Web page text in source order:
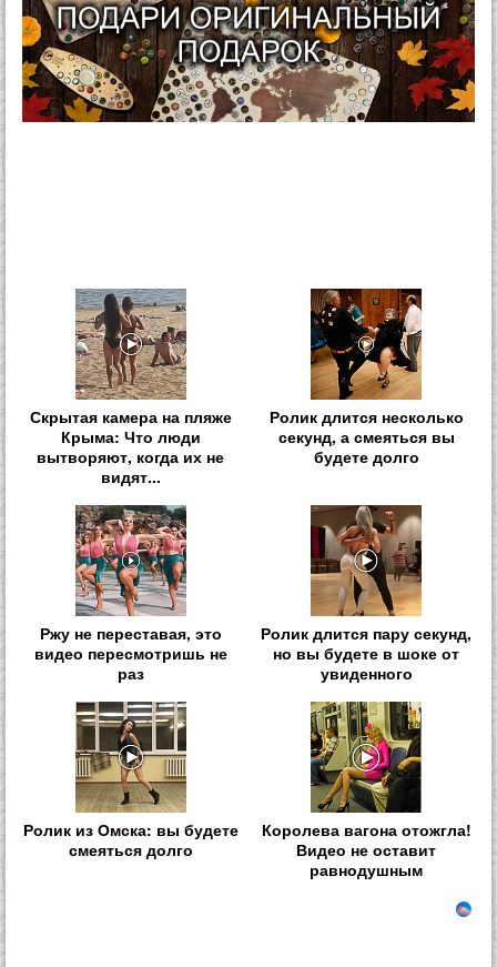
Скрытая камера на пляже
Крыма: Что люди
вытворяют, когда их не
видят...
Ролик длится несколько
секунд, а смеяться вы
будете долго
Ржу не переставая, это
видео пересмотришь не
раз
Ролик длится пару секунд,
но вы будете в шоке от
увиденного
Ролик из Омска: вы будете
смеяться долго
Королева вагона отожгла!
Видео не оставит
равнодушным